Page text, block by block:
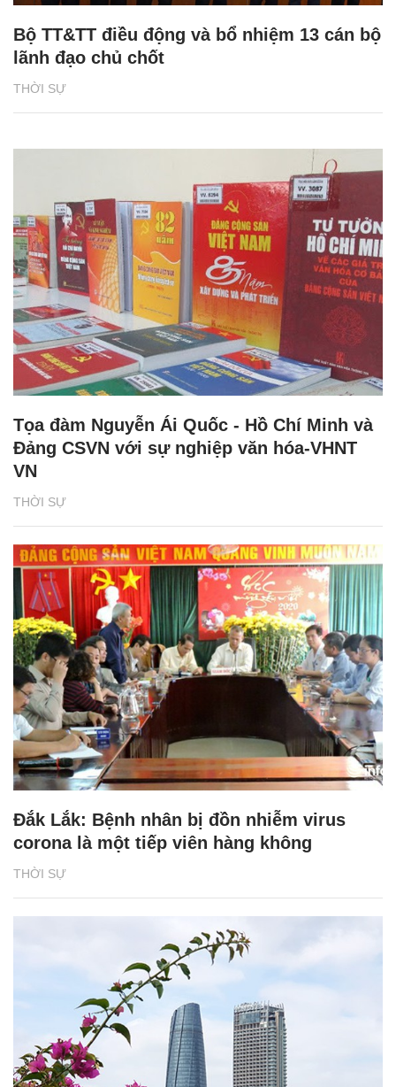
THỜI SỰ
Bộ TT&TT điều động và bổ nhiệm 13 cán bộ
lãnh đạo chủ chốt
THỜI SỰ
Tọa đàm Nguyễn Ái Quốc - Hồ Chí Minh và
Đảng CSVN với sự nghiệp văn hóa-VHNT
VN
THỜI SỰ
Đắk Lắk: Bệnh nhân bị đồn nhiễm virus
corona là một tiếp viên hàng không